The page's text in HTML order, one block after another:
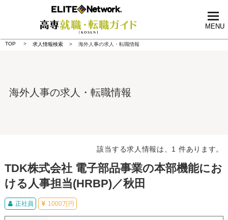
MENU
TOP 求人情報検索 海外人事の求人・転職情報
海外人事の求人・転職情報
該当する求人情報は、1 件あります。
TDK株式会社 電子部品事業の本部機能にお
ける人事担当(HRBP)／秋田
正社員 1000万円